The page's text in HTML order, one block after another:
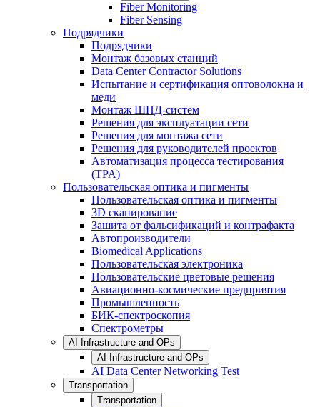
Fiber Monitoring
Fiber Sensing
Подрядчики
Подрядчики
Монтаж базовых станций
Data Center Contractor Solutions
Испытание и сертификация оптоволокна и
меди
Монтаж ШПД-систем
Решения для эксплуатации сети
Решения для монтажа сети
Решения для руководителей проектов
Автоматизация процесса тестирования
(TPA)
Пользовательская оптика и пигменты
Пользовательская оптика и пигменты
3D сканирование
Зашита от фальсификаций и контрафакта
Автопроизводители
Biomedical Applications
Пользовательская электроника
Пользовательские цветовые решения
Авиационно-космические предприятия
Промышленность
БИК-спектроскопия
Спектрометры
AI Infrastructure and OPs
AI Infrastructure and OPs
AI Data Center Networking Test
Transportation
Transportation